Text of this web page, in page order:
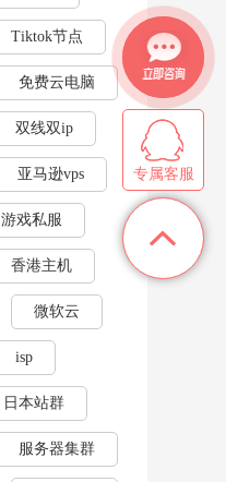
Tiktok节点
免费云电脑
双线双ip
亚马逊vps
游戏私服
香港主机
微软云
isp
日本站群
服务器集群
专属客服